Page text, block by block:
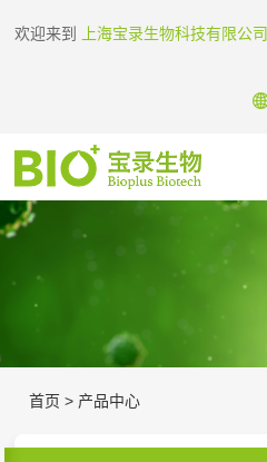
欢迎来到 上海宝录生物科技有限公司
首页 > 产品中心